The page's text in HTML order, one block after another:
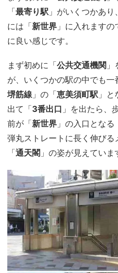
「 最寄り駅 」がいくつかあ
には「 新世界 」に入れます
に良い感じです。
まず初めに「 公共交通機関
が、いくつかの駅の中でも一
堺筋線 」の「 恵美須町駅 」
出て「 3番出口 」を出たら、
前が「 新世界 」の入口となる
弾丸ストレートに長く伸び
「 通天閣 」の姿が見えていま